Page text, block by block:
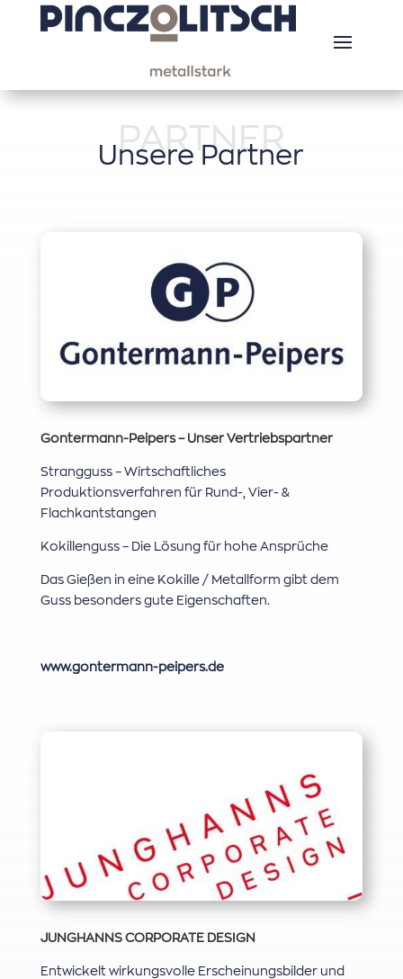
PARTNER
Unsere Partner
Gontermann-Peipers – Unser Vertriebspartner
Strangguss – Wirtschaftliches
Produktionsverfahren für Rund-, Vier- &
Flachkantstangen
Kokillenguss – Die Lösung für hohe Ansprüche
Das Gießen in eine Kokille / Metallform gibt dem
Guss besonders gute Eigenschaften.
www.gontermann-peipers.de
JUNGHANNS CORPORATE DESIGN
Entwickelt wirkungsvolle Erscheinungsbilder und